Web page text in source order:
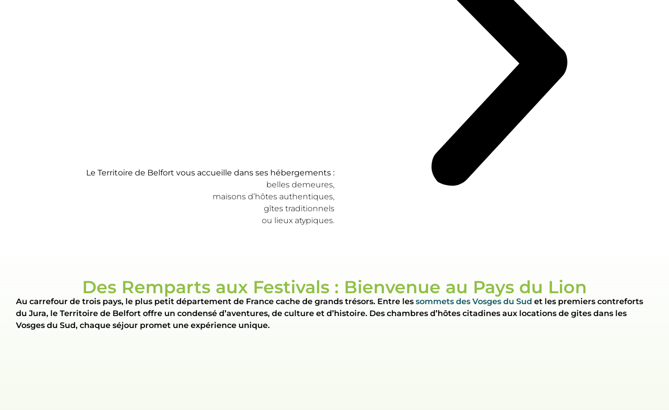
Le Territoire de Belfort vous accueille dans ses hébergements :
belles demeures,
maisons d’hôtes authentiques,
gîtes traditionnels
ou lieux atypiques.
Des Remparts aux Festivals : Bienvenue au Pays du Lion
Au carrefour de trois pays, le plus petit département de France cache de grands trésors. Entre les sommets des Vosges du Sud et les premiers contreforts
du Jura, le Territoire de Belfort offre un condensé d’aventures, de culture et d’histoire. Des chambres d’hôtes citadines aux locations de gites dans les
Vosges du Sud, chaque séjour promet une expérience unique.